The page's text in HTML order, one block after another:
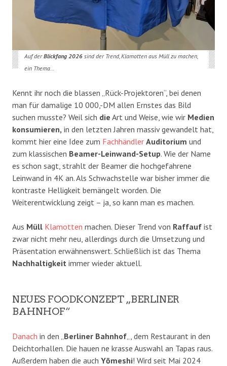
Auf derBlickfang 2026sind der Trend, Klamotten aus Müll zu machen,
ein Thema…
Kennt ihr noch die blassen „Rück-Projektoren“, bei denen
man für damalige 10 000,-DM allen Ernstes das Bild
suchen musste? Weil sich die Art und Weise, wie wir Medien
konsumieren, in den letzten Jahren massiv gewandelt hat,
kommt hier eine Idee zum Fachhändler Auditorium und
zum klassischen Beamer-Leinwand-Setup. Wie der Name
es schon sagt, strahlt der Beamer die hochgefahrene
Leinwand in 4K an. Als Schwachstelle war bisher immer die
kontraste Helligkeit bemängelt worden. Die
Weiterentwicklung zeigt – ja, so kann man es machen.
Aus Müll Klamotten machen. Dieser Trend von Raffauf ist
zwar nicht mehr neu, allerdings durch die Umsetzung und
Präsentation erwähnenswert. Schließlich ist das Thema
Nachhaltigkeit immer wieder aktuell.
NEUES FOODKONZEPT „BERLINER
BAHNHOF“
Danach in den „ Berliner Bahnhof „, dem Restaurant in den
Deichtorhallen. Die hauen ne krasse Auswahl an Tapas raus.
Außerdem haben die auch Yōmeshi! Wird seit Mai 2024